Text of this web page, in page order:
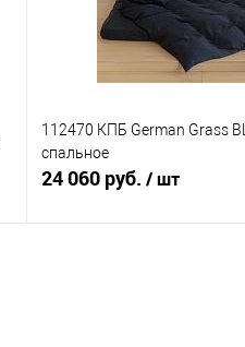
112470 КПБ German Grass
спальное
24 060 руб. / шт